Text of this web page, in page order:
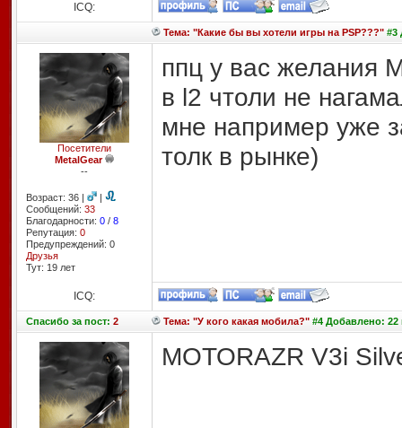
ICQ:
Тема: "Какие бы вы хотели игры на PSP???"#3
Посетители
MetalGear
--
Возраст: 36 |
|
Сообщений: 33
Благодарности: 0/ 8
Репутация: 0
Предупреждений: 0
Друзья
Тут: 19 лет
ппц у вас желания
в l2 чтоли не
мне например уже
толк в рынке)
ICQ:
Спасибоза пост: 2 Тема: "У кого какая мобила?"#4 Добавлено: 22
MOTORAZR V3i